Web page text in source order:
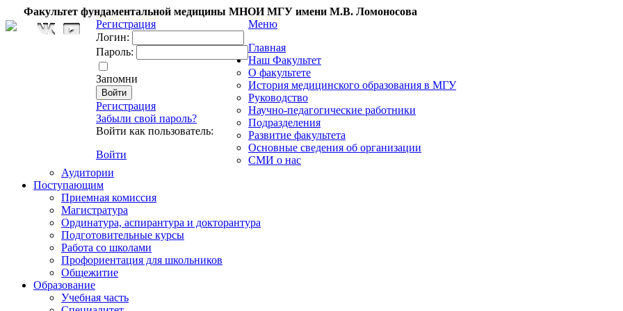
Факультет фундаментальной медицины МНОИ МГУ имени М.В. Ломоносова
Регистрация
Логин:
Пароль:
Запомни
Регистрация
Забыли свой пароль?
Войти как пользователь:
Войти
Меню
Главная
Наш Факультет
О факультете
История медицинского образования в МГУ
Руководство
Научно-педагогические работники
Подразделения
Развитие факультета
Основные сведения об организации
СМИ о нас
Аудитории
Поступающим
Приемная комиссия
Магистратура
Ординатура, аспирантура и докторантура
Подготовительные курсы
Работа со школами
Профориентация для школьников
Общежитие
Образование
Учебная часть